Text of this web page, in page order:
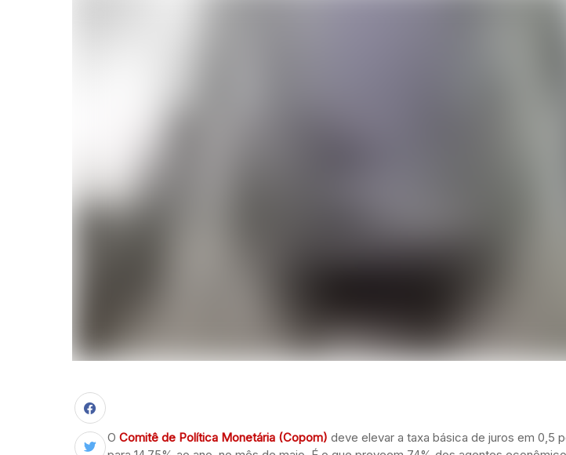
O Comitê de Política Monetária (Copom) deve elevar a taxa básica de juros em 0,5